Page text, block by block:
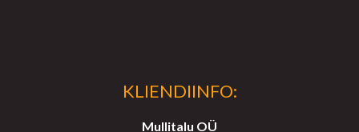
KLIENDIINFO:
Mullitalu OÜ